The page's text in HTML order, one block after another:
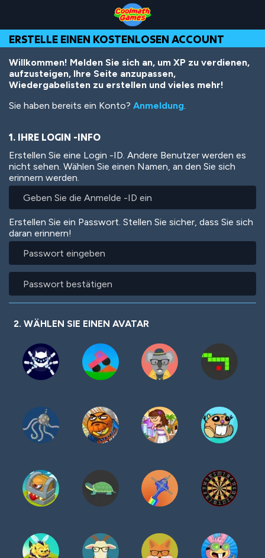
Top
of
Page
Navigation
Main
Content
Footer
Inhalt
ERSTELLE EINEN KOSTENLOSEN ACCOUNT
Willkommen! Melden Sie sich an, um XP zu verdienen,
aufzusteigen, Ihre Seite anzupassen,
Wiedergabelisten zu erstellen und vieles mehr!
Sie haben bereits ein Konto? Anmeldung.
1. IHRE LOGIN -INFO
Erstellen Sie eine Login -ID. Andere Benutzer werden es
nicht sehen. Wählen Sie einen Namen, an den Sie sich
erinnern werden.
Erstellen Sie ein Passwort. Stellen Sie sicher, dass Sie sich
daran erinnern!
eingeben
bestätigen
2. WÄHLEN SIE EINEN AVATAR